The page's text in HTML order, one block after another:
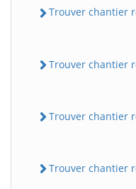
Trouver chantier
Trouver chantier
Trouver chantier
Trouver chantier